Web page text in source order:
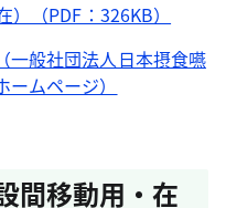
（PDF：326KB）
一般社団法人日本摂食嚥
ムページ）
間移動用・在